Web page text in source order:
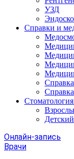
УЗД
Справки и
Стоматология
Онлайн-запись
Врачи